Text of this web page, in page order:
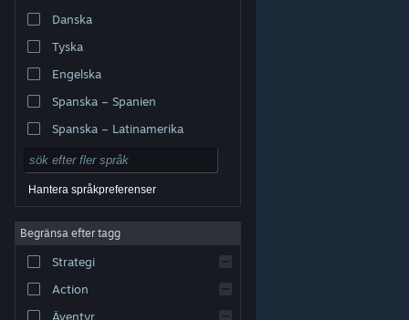
varumärken tillhör respektive ägare i USA och andra
Tillgänglighet
Återbetalningar|
Danska
Tyska
Engelska
Spanska – Spanien
Spanska – Latinamerika
Hantera språkpreferenser
Begränsa efter tagg
Strategi
Action
Äventyr